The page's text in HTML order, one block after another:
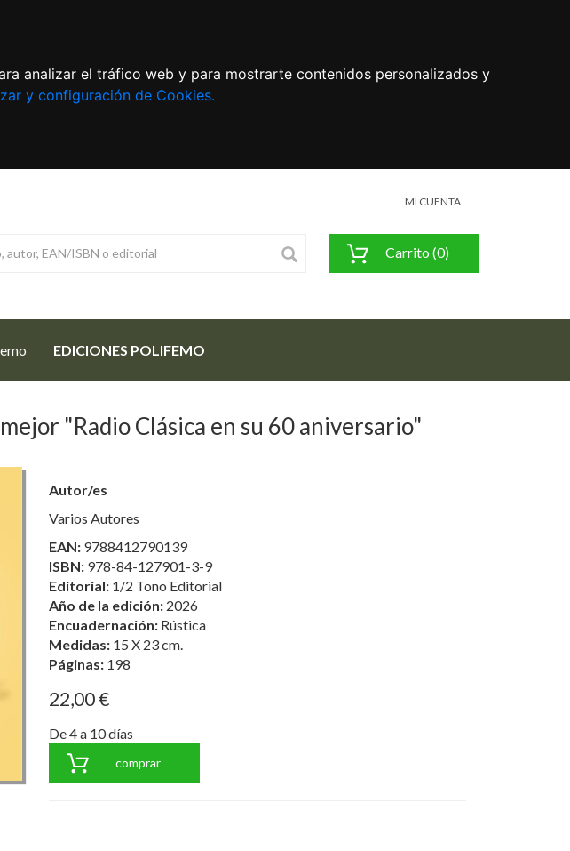
analizar el tráfico web y para mostrarte contenidos personalizados y
y configuración de Cookies.
MI CUENTA
Carrito (0)
EDICIONES POLIFEMO
"Radio Clásica en su 60 aniversario"
Autor/es
Varios Autores
EAN: 9788412790139
ISBN: 978-84-127901-3-9
Editorial: 1/2 Tono Editorial
Año de la edición: 2026
Encuadernación: Rústica
Medidas: 15 X 23 cm.
Páginas: 198
22,00 €
De 4 a 10 días
comprar